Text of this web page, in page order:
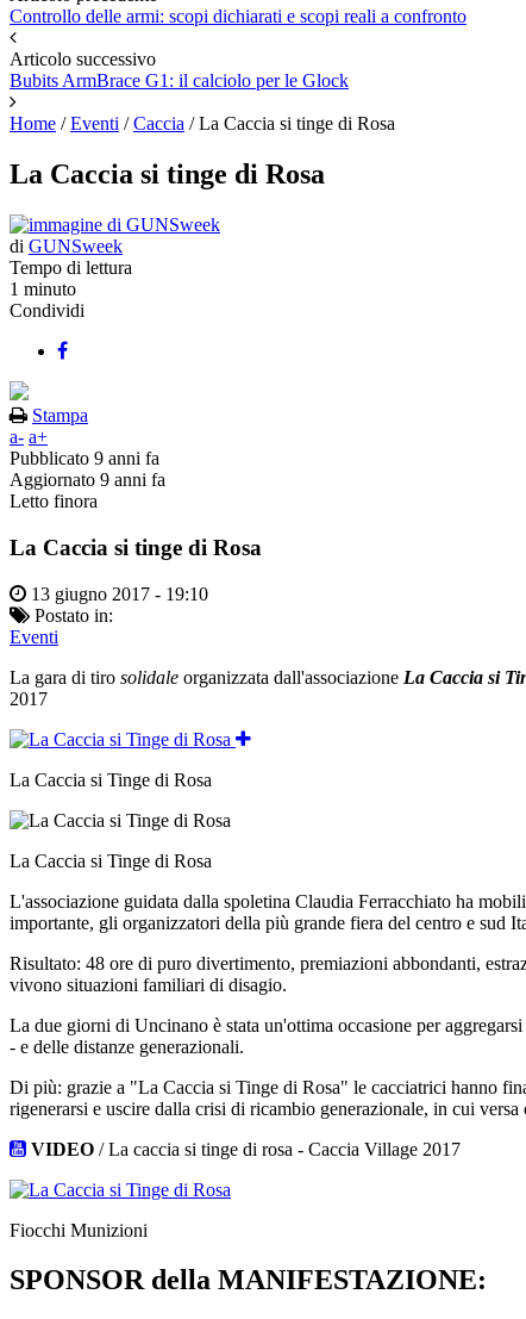
Controllo delle armi: scopi dichiarati e scopi reali a confronto
Articolo successivo
Bubits ArmBrace G1: il calciolo per le Glock
Home /Eventi /Caccia /La Caccia si tinge di Rosa
La Caccia si tinge di Rosa
di GUNSweek
Tempo di lettura
1 minuto
Condividi
Stampa
a- a+
Pubblicato 9 anni fa
Aggiornato 9 anni fa
Letto finora
La Caccia si tinge di Rosa
13 giugno 2017 - 19:10
Postato in:
Eventi
La gara di tiro solidale organizzata dall'associazione La Caccia si
2017
La Caccia si Tinge di Rosa
La Caccia si Tinge di Rosa
L'associazione guidata dalla spoletina Claudia Ferracchiato ha
importante, gli organizzatori della più grande fiera del centro e sud
Risultato: 48 ore di puro divertimento, premiazioni abbondanti,
vivono situazioni familiari di disagio.
La due giorni di Uncinano è stata un'ottima occasione per
- e delle distanze generazionali.
Di più: grazie a "La Caccia si Tinge di Rosa" le cacciatrici hanno
rigenerarsi e uscire dalla crisi di ricambio generazionale, in cui versa
VIDEO / La caccia si tinge di rosa - Caccia Village 2017
Fiocchi Munizioni
SPONSOR della MANIFESTAZIONE: